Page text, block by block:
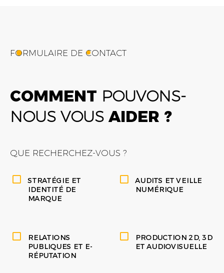
FORMULAIRE DE CONTACT
COMMENT POUVONS-
NOUS VOUS AIDER ?
QUE RECHERCHEZ-VOUS ?
STRATÉGIE ET
IDENTITÉ DE
MARQUE
AUDITS ET VEILLE
NUMÉRIQUE
RELATIONS
PUBLIQUES ET E-
RÉPUTATION
PRODUCTION 2D, 3D
ET AUDIOVISUELLE